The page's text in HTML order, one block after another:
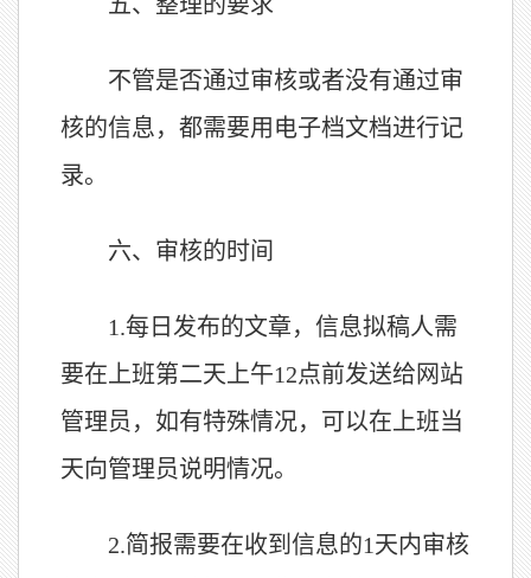
不管是否通过审核或者没有通过审
核的信息，都需要用电子档文档进行记
录。
六、 审核的时间
1.每日发布的文章，信息拟稿人需
要在上班第二天上午12点前发送给网站
管理员，如有特殊情况，可以在上班当
天向管理员说明情况。
2.简报需要在收到信息的1天内审核